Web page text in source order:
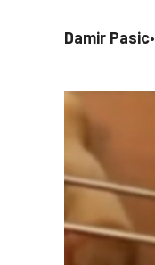
Damir Pasic•